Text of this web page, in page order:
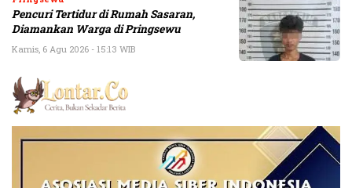
Pencuri Tertidur di Rumah Sasaran,
Diamankan Warga di Pringsewu
Kamis, 6 Agu 2026 - 15:13 WIB